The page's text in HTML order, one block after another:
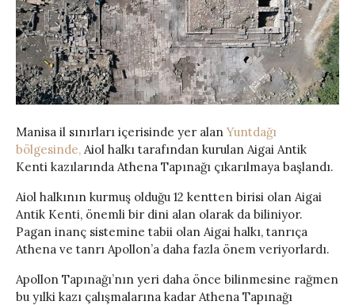
Manisa il sınırları içerisinde yer alanYuntdağı
bölgesinde, Aiol halkı tarafından kurulan Aigai Antik
Kenti kazılarında Athena Tapınağı çıkarılmaya başlandı.
Aiol halkının kurmuş olduğu 12 kentten birisi olan Aigai
Antik Kenti, önemli bir dini alan olarak da biliniyor.
Pagan inanç sistemine tabii olan Aigai halkı, tanrıça
Athena ve tanrı Apollon’a daha fazla önem veriyorlardı.
Apollon Tapınağı’nın yeri daha önce bilinmesine rağmen
bu yılki kazı çalışmalarına kadar Athena Tapınağı